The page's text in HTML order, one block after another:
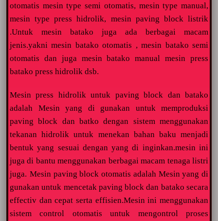
otomatis mesin type semi otomatis, mesin type manual,
mesin type press hidrolik, mesin paving block listrik
.Untuk mesin batako juga ada berbagai macam
jenis.yakni mesin batako otomatis , mesin batako semi
otomatis dan juga mesin batako manual mesin press
batako press hidrolik dsb.
Mesin press hidrolik untuk paving block dan batako
adalah Mesin yang di gunakan untuk memproduksi
paving block dan batko dengan sistem menggunakan
tekanan hidrolik untuk menekan bahan baku menjadi
bentuk yang sesuai dengan yang di inginkan.mesin ini
juga di bantu menggunakan berbagai macam tenaga listri
juga. Mesin paving block otomatis adalah Mesin yang di
gunakan untuk mencetak paving block dan batako secara
effectiv dan cepat serta effisien.Mesin ini menggunakan
sistem control otomatis untuk mengontrol proses